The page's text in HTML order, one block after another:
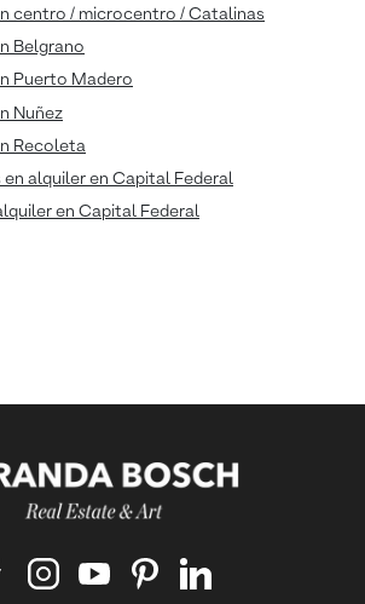
centro / microcentro / Catalinas
Belgrano
Puerto Madero
Nuñez
Recoleta
alquiler en Capital Federal
en Capital Federal